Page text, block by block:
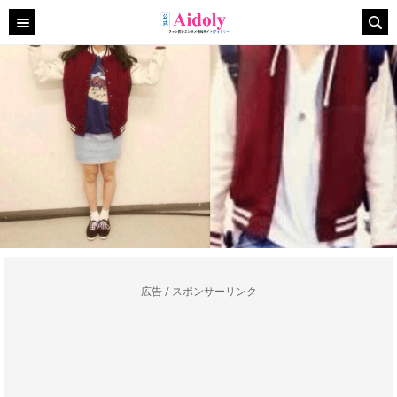
広告 / スポンサーリンク